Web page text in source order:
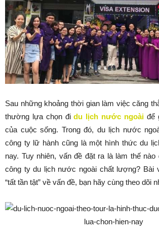
Sau những khoảng thời gian làm việc căng
thường lựa chọn đidu lịch nước ngoàiđể
của cuộc sống. Trong đó, du lịch nước
công ty lữ hành cũng là một hình thức du
nay. Tuy nhiên, vấn đề đặt ra là làm thế
công ty du lịch nước ngoài chất lượng? Bài
“tất tần tật” về vấn đề, bạn hãy cùng theo dõi